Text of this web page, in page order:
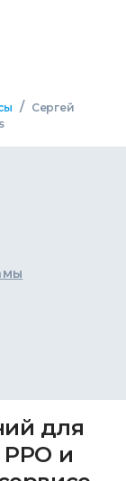
/
Сергей
для
РРО и